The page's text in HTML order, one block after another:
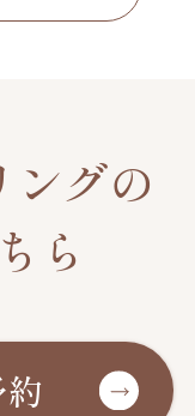
グの
ら